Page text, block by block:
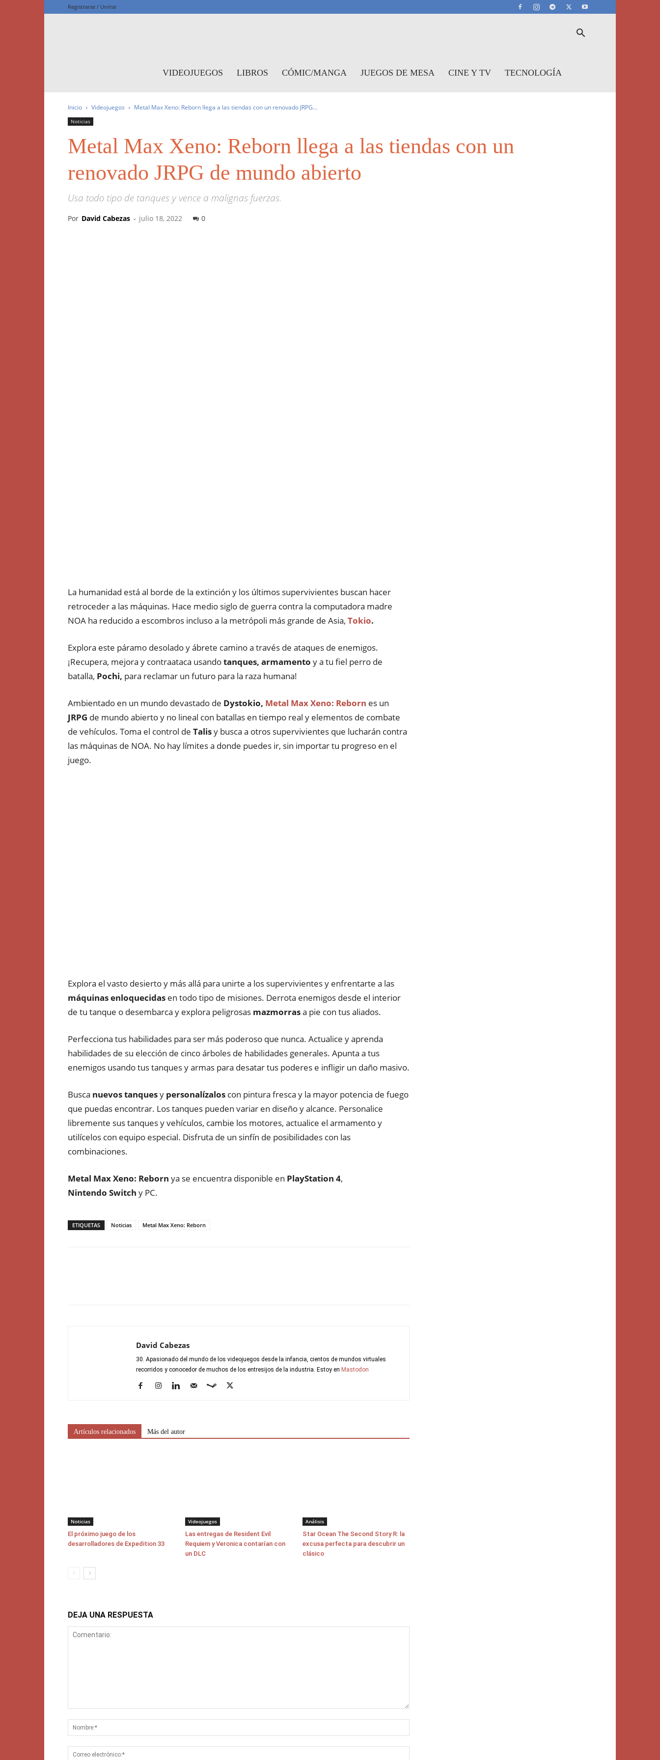
Registrarse / Unirse
VIDEOJUEGOS LIBROS CÓMIC/MANGA JUEGOS DE MESA CINE Y TV TECNOLOGÍA
Inicio Videojuegos Metal Max Xeno: Reborn llega a las tiendas con un renovado JRPG...
Noticias
Metal Max Xeno: Reborn llega a las tiendas con un
renovado JRPG de mundo abierto
Usa todo tipo de tanques y vence a malignas fuerzas.
Por David Cabezas - julio 18, 2022 0
La humanidad está al borde de la extinción y los últimos supervivientes buscan hacer
retroceder a las máquinas. Hace medio siglo de guerra contra la computadora madre
NOA ha reducido a escombros incluso a la metrópoli más grande de Asia, Tokio.
Explora este páramo desolado y ábrete camino a través de ataques de enemigos.
¡Recupera, mejora y contraataca usandotanques, armamento y a tu fiel perro de
batalla, Pochi, para reclamar un futuro para la raza humana!
Ambientado en un mundo devastado de Dystokio, Metal Max Xeno: Reborn es un
JRPG de mundo abierto y no lineal con batallas en tiempo real y elementos de combate
de vehículos. Toma el control de Talisy busca a otros supervivientes que lucharán contra
las máquinas de NOA. No hay límites a donde puedes ir, sin importar tu progreso en el
juego.
Explora el vasto desierto y más allá para unirte a los supervivientes y enfrentarte a las
máquinas enloquecidas en todo tipo de misiones. Derrota enemigos desde el interior
de tu tanque o desembarca y explora peligrosas mazmorrasa pie con tus aliados.
Perfecciona tus habilidades para ser más poderoso que nunca. Actualice y aprenda
habilidades de su elección de cinco árboles de habilidades generales. Apunta a tus
enemigos usando tus tanques y armas para desatar tus poderes e infligir un daño masivo.
Busca nuevos tanquesy personalízalos con pintura fresca y la mayor potencia de fuego
que puedas encontrar. Los tanques pueden variar en diseño y alcance. Personalice
libremente sus tanques y vehículos, cambie los motores, actualice el armamento y
utilícelos con equipo especial. Disfruta de un sinfín de posibilidades con las
combinaciones.
Metal Max Xeno: Reborn ya se encuentra disponible en PlayStation 4,
Nintendo Switch y PC.
ETIQUETAS Noticias Metal Max Xeno: Reborn
David Cabezas
30. Apasionado del mundo de los videojuegos desde la infancia, cientos de mundos virtuales
recorridos y conocedor de muchos de los entresijos de la industria. Estoy en Mastodon
Artículos relacionados Más del autor
Noticias
El próximo juego de los
desarrolladores de Expedition 33
Videojuegos
Las entregas de Resident Evil
Requiem y Veronica contarían con
un DLC
Análisis
Star Ocean The Second Story R: la
excusa perfecta para descubrir un
clásico
DEJA UNA RESPUESTA